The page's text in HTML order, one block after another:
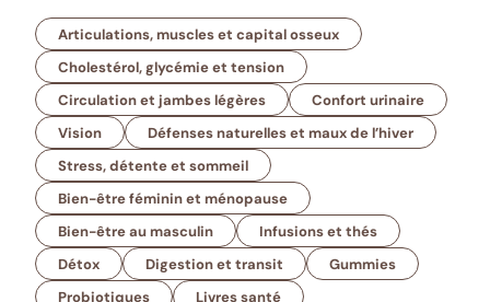
Articulations, muscles et capital osseux
Cholestérol, glycémie et tension
Circulation et jambes légères
Confort urinaire
Vision
Défenses naturelles et maux de l’hiver
Stress, détente et sommeil
Bien-être féminin et ménopause
Bien-être au masculin
Infusions et thés
Détox
Digestion et transit
Gummies
Probiotiques
Livres santé